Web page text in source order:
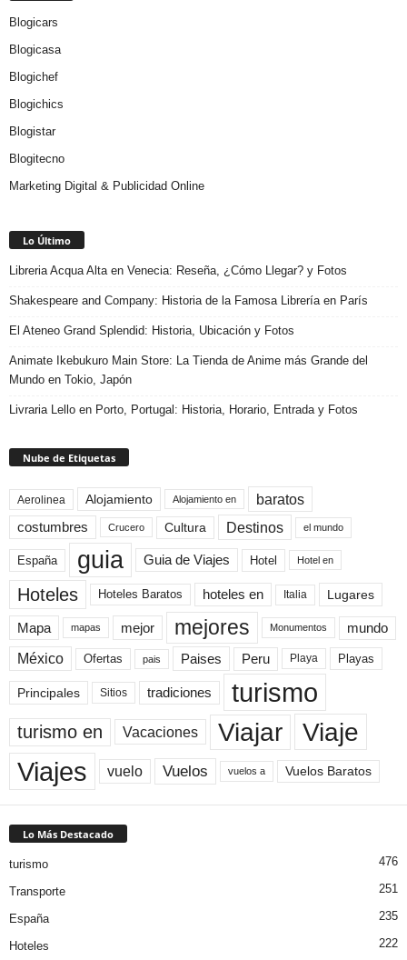
Blogicars
Blogicasa
Blogichef
Blogichics
Blogistar
Blogitecno
Marketing Digital & Publicidad Online
Lo Último
Libreria Acqua Alta en Venecia: Reseña, ¿Cómo Llegar? y Fotos
Shakespeare and Company: Historia de la Famosa Librería en París
El Ateneo Grand Splendid: Historia, Ubicación y Fotos
Animate Ikebukuro Main Store: La Tienda de Anime más Grande del
Mundo en Tokio, Japón
Livraria Lello en Porto, Portugal: Historia, Horario, Entrada y Fotos
Nube de Etiquetas
Aerolinea Alojamiento Alojamiento en baratos
costumbres Crucero Cultura Destinos el mundo
España guia Guia de Viajes Hotel Hotel en
Hoteles Hoteles Baratos hoteles en Italia Lugares
Mapa mapas mejor mejores Monumentos mundo
México Ofertas pais Paises Peru Playa Playas
Principales Sitios tradiciones turismo
turismo en Vacaciones Viajar Viaje
Viajes vuelo Vuelos vuelos a Vuelos Baratos
Lo Más Destacado
turismo 476
Transporte 251
España 235
Hoteles 222